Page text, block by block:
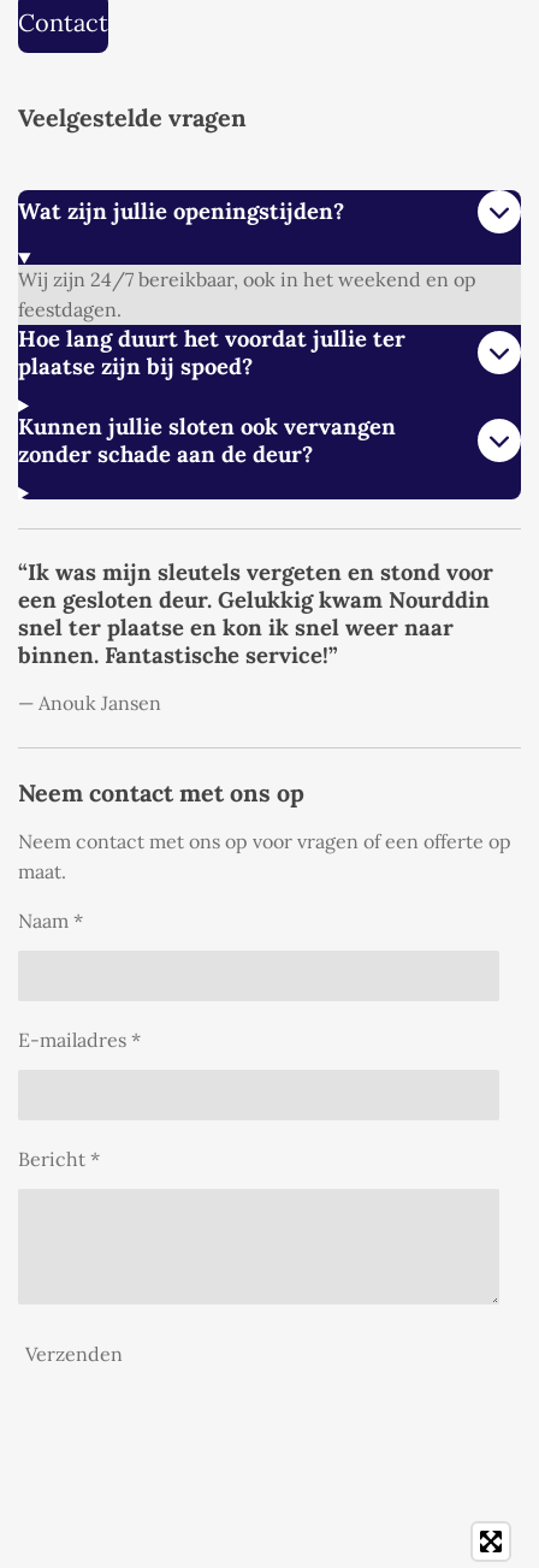
Contact
Veelgestelde vragen
Wat zijn jullie openingstijden?
Wij zijn 24/7 bereikbaar, ook in het weekend en op
feestdagen.
Hoe lang duurt het voordat jullie ter
plaatse zijn bij spoed?
Kunnen jullie sloten ook vervangen
zonder schade aan de deur?
“Ik was mijn sleutels vergeten en stond voor
een gesloten deur. Gelukkig kwam Nourddin
snel ter plaatse en kon ik snel weer naar
binnen. Fantastische service!”
— Anouk Jansen
Neem contact met ons op
Neem contact met ons op voor vragen of een offerte op
maat.
Naam *
E-mailadres *
Bericht *
Verzenden